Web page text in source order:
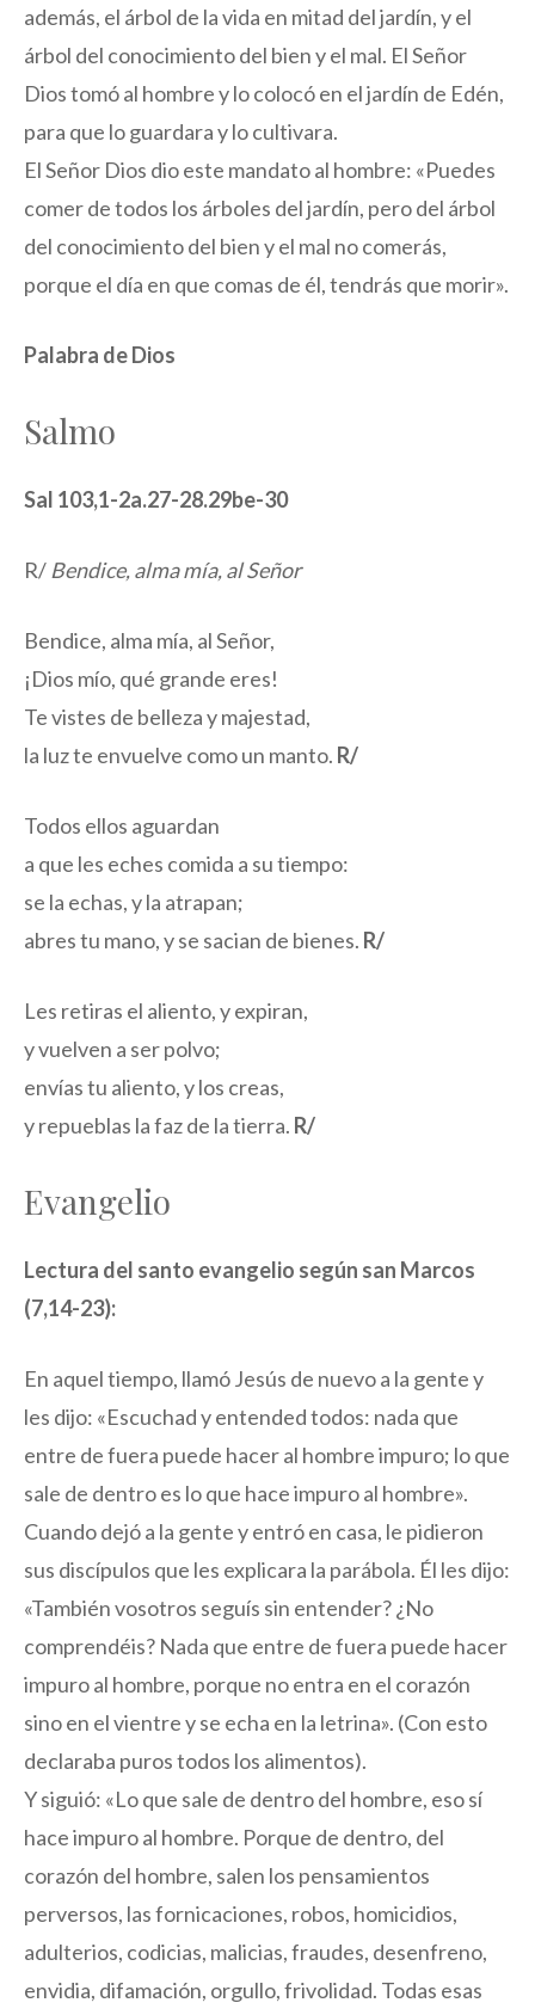
además, el árbol de la vida en mitad del jardín, y el
árbol del conocimiento del bien y el mal. El Señor
Dios tomó al hombre y lo colocó en el jardín de Edén,
para que lo guardara y lo cultivara.
El Señor Dios dio este mandato al hombre: «Puedes
comer de todos los árboles del jardín, pero del árbol
del conocimiento del bien y el mal no comerás,
porque el día en que comas de él, tendrás que morir».
Palabra de Dios
Salmo
Sal 103,1-2a.27-28.29be-30
R/ Bendice, alma mía, al Señor
Bendice, alma mía, al Señor,
¡Dios mío, qué grande eres!
Te vistes de belleza y majestad,
la luz te envuelve como un manto. R/
Todos ellos aguardan
a que les eches comida a su tiempo:
se la echas, y la atrapan;
abres tu mano, y se sacian de bienes. R/
Les retiras el aliento, y expiran,
y vuelven a ser polvo;
envías tu aliento, y los creas,
y repueblas la faz de la tierra. R/
Evangelio
Lectura del santo evangelio según san Marcos
(7,14-23):
En aquel tiempo, llamó Jesús de nuevo a la gente y
les dijo: «Escuchad y entended todos: nada que
entre de fuera puede hacer al hombre impuro; lo que
sale de dentro es lo que hace impuro al hombre».
Cuando dejó a la gente y entró en casa, le pidieron
sus discípulos que les explicara la parábola. Él les dijo:
«También vosotros seguís sin entender? ¿No
comprendéis? Nada que entre de fuera puede hacer
impuro al hombre, porque no entra en el corazón
sino en el vientre y se echa en la letrina». (Con esto
declaraba puros todos los alimentos).
Y siguió: «Lo que sale de dentro del hombre, eso sí
hace impuro al hombre. Porque de dentro, del
corazón del hombre, salen los pensamientos
perversos, las fornicaciones, robos, homicidios,
adulterios, codicias, malicias, fraudes, desenfreno,
envidia, difamación, orgullo, frivolidad. Todas esas